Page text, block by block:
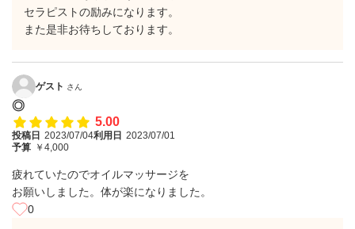
セラピストの励みになります。
また是非お待ちしております。
ゲスト さん
◎
5.00
投稿日 2023/07/04利用日 2023/07/01
予算 ￥4,000
疲れていたのでオイルマッサージを
お願いしました。体が楽になりました。
0